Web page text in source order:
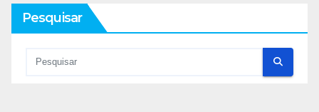
Pesquisar